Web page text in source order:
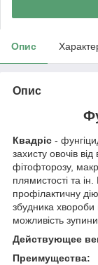
Опис
Опис
Квадріс -
захисту овочів
фітофторозу,
плямистості та
профілактичну
збудника хвороби
можливість
Действующее
Преимущества: